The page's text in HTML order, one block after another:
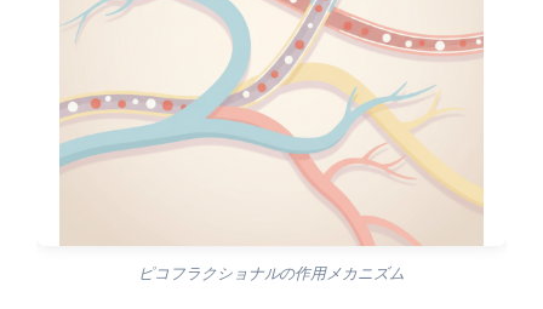
ピコフラクショナルの作用メカニズム